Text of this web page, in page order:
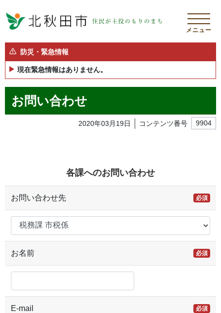
メニュー
防災・緊急情報
現在緊急情報はありません。
お問い合わせ
2020年03月19日 コンテンツ番号 9904
各課へのお問い合わせ
お問い合わせ先 必須
お名前 必須
E-mail 必須